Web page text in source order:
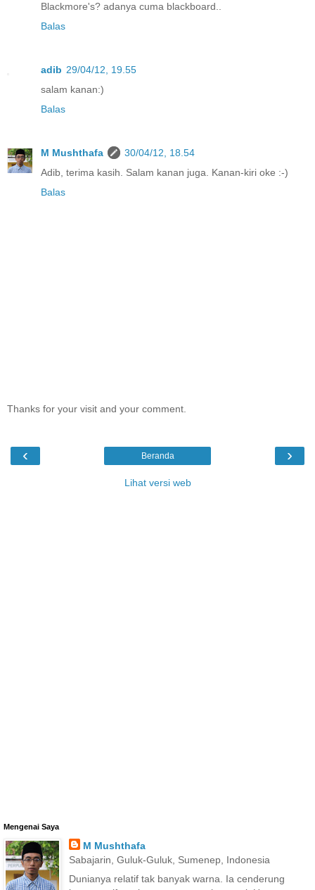
Blackmore's? adanya cuma blackboard..
Balas
adib 29/04/12, 19.55
salam kanan:)
Balas
M Mushthafa
30/04/12, 18.54
Adib, terima kasih. Salam kanan juga. Kanan-kiri oke :-)
Balas
Thanks for your visit and your comment.
‹ ›
Beranda
Lihat versi web
Mengenai Saya
M Mushthafa
Sabajarin, Guluk-Guluk, Sumenep, Indonesia
Dunianya relatif tak banyak warna. Ia cenderung